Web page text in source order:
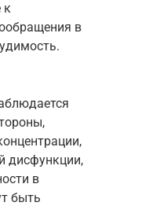
к
в
дисфункции,
в
быть